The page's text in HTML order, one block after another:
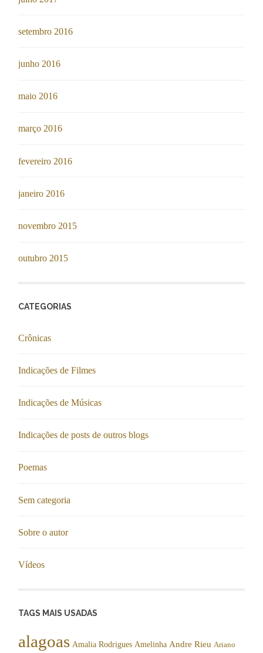
setembro 2016
junho 2016
maio 2016
março 2016
fevereiro 2016
janeiro 2016
novembro 2015
outubro 2015
CATEGORIAS
Crônicas
Indicações de Filmes
Indicações de Músicas
Indicações de posts de outros blogs
Poemas
Sem categoria
Sobre o autor
Vídeos
TAGS MAIS USADAS
alagoas Amalia Rodrigues Amelinha Andre Rieu Ariano